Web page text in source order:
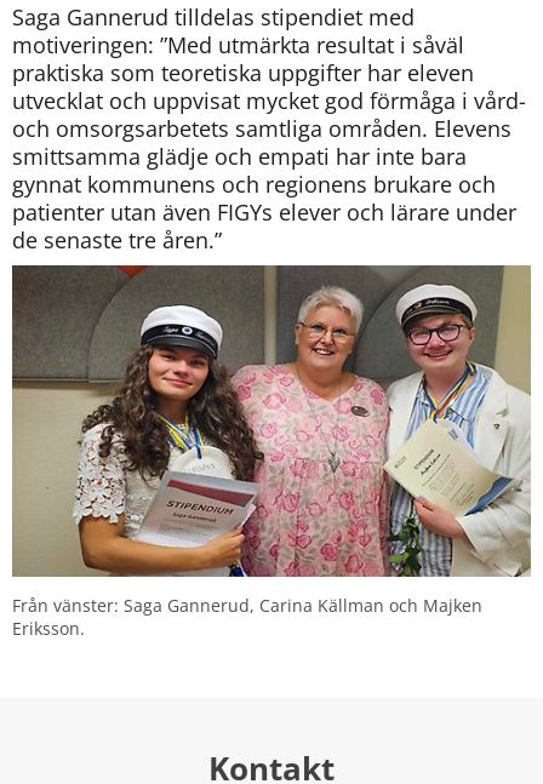
Saga Gannerud tilldelas stipendiet med
motiveringen: ”Med utmärkta resultat i såväl
praktiska som teoretiska uppgifter har eleven
utvecklat och uppvisat mycket god förmåga i vård-
och omsorgsarbetets samtliga områden. Elevens
smittsamma glädje och empati har inte bara
gynnat kommunens och regionens brukare och
patienter utan även FIGYs elever och lärare under
de senaste tre åren.”
Från vänster: Saga Gannerud, Carina Källman och Majken
Eriksson.
Kontakt